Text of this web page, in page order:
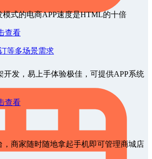
等多场景需求
模式的电商APP速度是HTML的十倍
查看
开发，易上手体验极佳，可提供APP系统
查看
，商家随时随地拿起手机即可管理商城店